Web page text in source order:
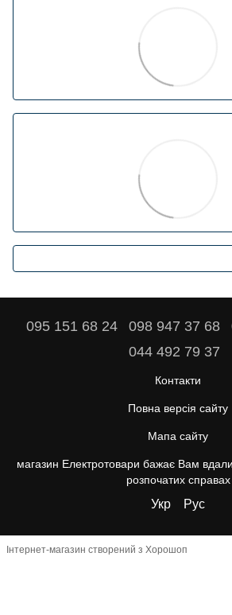
095 151 68 24 098 947 37 68
044 492 79 37
Контакти
Повна версія сайту
Мапа сайту
магазин Електротовари бажає Вам
розпочатих справах
Укр Рус
Інтернет-магазин створений з Хорошоп